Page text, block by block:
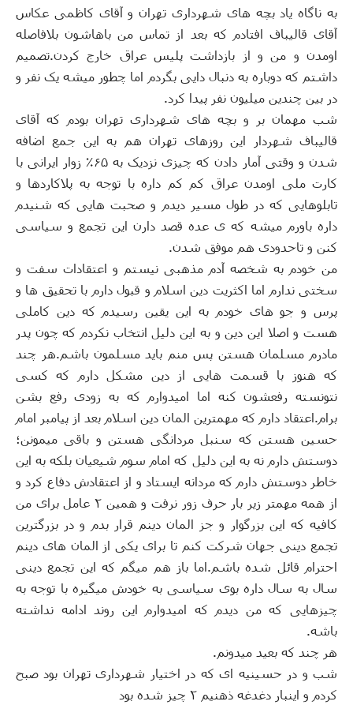
به ناگاه یاد بچه های شهرداری تهران و آقای کاظمی عکاس
آقای قالیباف افتادم که بعد از تماس من باهاشون بلافاصله
اومدن و من و از بازداشت پلیس عراق خارج کردن.تصمیم
داشتم که دوباره به دنبال دایی بگردم اما چطور میشه یک نفر و
در بین چندین میلیون نفر پیدا کرد.
شب مهمان بر و بچه های شهرداری تهران بودم که آقای
قالیباف شهردار این روزهای تهران هم به این جمع اضافه
شدن و وقتی آمار دادن که چیزی نزدیک به ۶۵٪ زوار ایرانی با
کارت ملی اومدن عراق کم کم داره با توجه به پلاکاردها و
تابلوهایی که در طول مسیر دیدم و صحبت هایی که شنیدم
داره باورم میشه که ی عده قصد دارن این تجمع و سیاسی
کنن و تاحدودی هم موفق شدن.
من خودم به شخصه آدم مذهبی نیستم و اعتقادات سفت و
سختی ندارم اما اکثریت دین اسلام و قبول دارم با تحقیق ها و
پرس و جو های خودم به این یقین رسیدم که دین کاملی
هست و اصلا این دین و به این دلیل انتخاب نکردم که چون پدر
مادرم مسلمان هستن پس منم باید مسلمون باشم.هر چند
که هنوز با قسمت هایی از دین مشکل دارم که کسی
نتونسته رفعشون کنه اما امیدوارم که به زودی رفع بشن
برام.اعتقاد دارم که مهمترین المان دین اسلام بعد از پیامبر امام
حسین هستن که سنبل مردانگی هستن و باقی میمونن؛
دوستش دارم نه به این دلیل که امام سوم شیعیان بلکه به این
خاطر دوستش دارم که مردانه ایستاد و از اعتقادش دفاع کرد و
از همه مهمتر زیر بار حرف زور نرفت و همین ۲ عامل برای من
کافیه که این بزرگوار و جز المان دینم قرار بدم و در بزرگترین
تجمع دینی جهان شرکت کنم تا برای یکی از المان های دینم
احترام قائل شده باشم.اما باز هم میگم که این تجمع دینی
سال به سال داره بوی سیاسی به خودش میگیره با توجه به
چیزهایی که من دیدم که امیدوارم این روند ادامه نداشته
باشه.
هر چند که بعید میدونم.
شب و در حسینیه ای که در اختیار شهرداری تهران بود صبح
کردم و اینبار دغدغه ذهنیم ۲ چیز شده بود